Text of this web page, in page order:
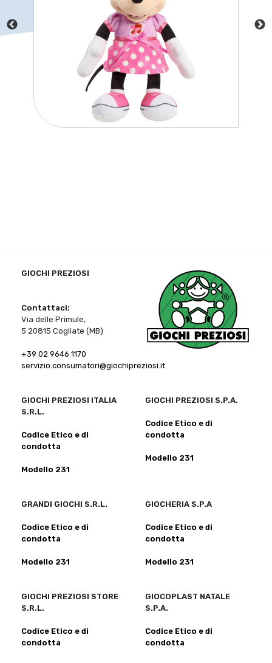
GIOCHI PREZIOSI
Contattaci:
Via delle Primule,
5 20815 Cogliate (MB)
+39 02 9646 1170
servizio.consumatori@giochipreziosi.it
GIOCHI PREZIOSI ITALIA
S.R.L.
Codice Etico e di
condotta
Modello 231
GIOCHI PREZIOSI S.P.A.
Codice Etico e di
condotta
Modello 231
GRANDI GIOCHI S.R.L.
Codice Etico e di
condotta
Modello 231
GIOCHERIA S.P.A
Codice Etico e di
condotta
Modello 231
GIOCHI PREZIOSI STORE
S.R.L.
Codice Etico e di
condotta
GIOCOPLAST NATALE
S.P.A.
Codice Etico e di
condotta